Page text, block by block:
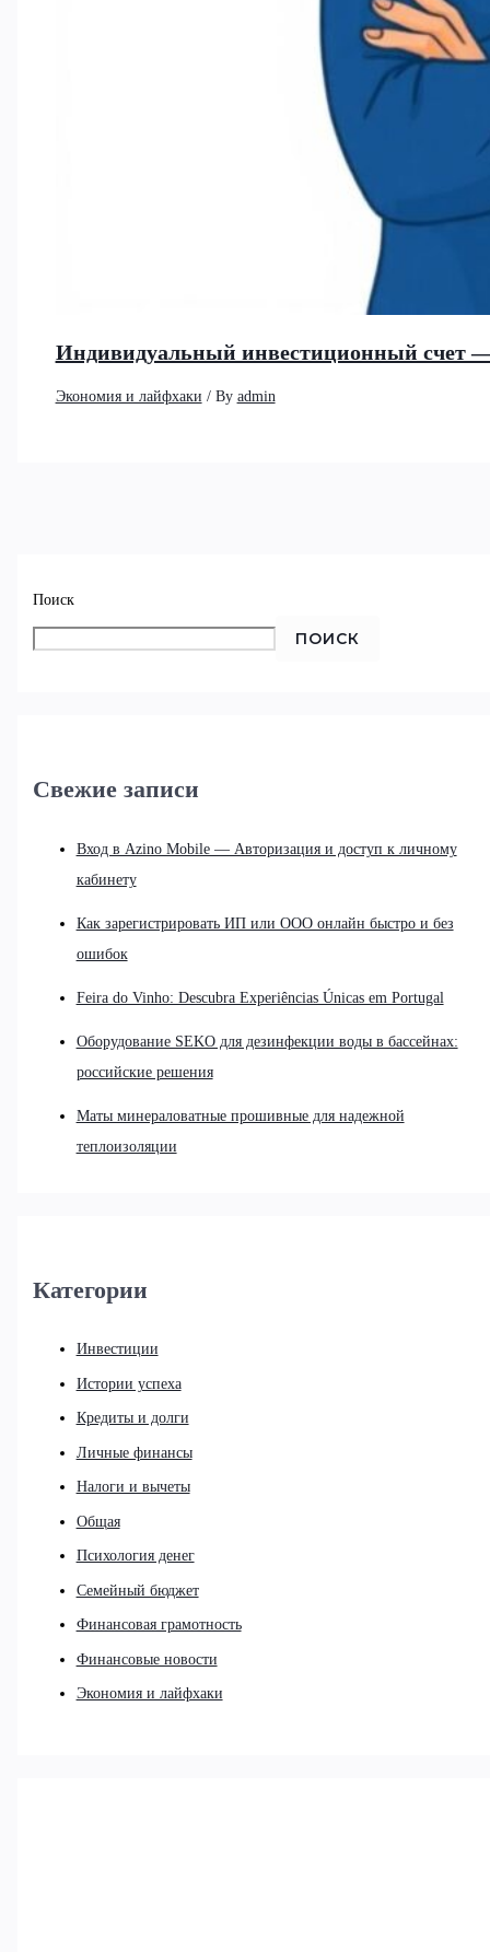
Поиск
ПОИСК
Свежие записи
Вход в Azino Mobile — Авторизация и доступ к личному
кабинету
Как зарегистрировать ИП или ООО онлайн быстро и без
ошибок
Feira do Vinho: Descubra Experiências Únicas em Portugal
Оборудование SEKO для дезинфекции воды в бассейнах:
российские решения
Маты минераловатные прошивные для надежной
теплоизоляции
Категории
Инвестиции
Истории успеха
Кредиты и долги
Личные финансы
Налоги и вычеты
Общая
Психология денег
Семейный бюджет
Финансовая грамотность
Финансовые новости
Экономия и лайфхаки
Индивидуальный инвестиционный счет
Экономия и лайфхаки / By admin